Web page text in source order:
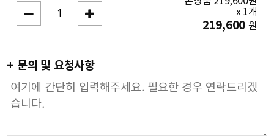
x 1개
219,600 원
+ 문의 및 요청사항